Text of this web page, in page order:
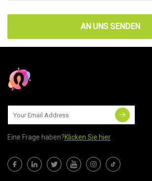
AN UNS SENDEN
Eine Frage haben?Klicken Sie hier